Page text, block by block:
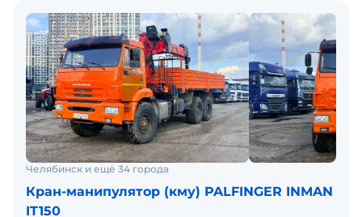
Челябинск и ещё 34 города
Кран-манипулятор (кму) PALFINGER INMAN
IT150